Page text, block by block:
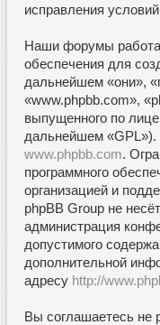
исправления
Наши форумы
обеспечения для
дальнейшем «они»,
«www.phpbb.com»,
выпущенного по
дальнейшем «GPL»).
www.phpbb.com.
программного
организацией и
phpBB Group не
администрация
допустимого
дополнительной
адресу http://
Вы соглашаетесь не